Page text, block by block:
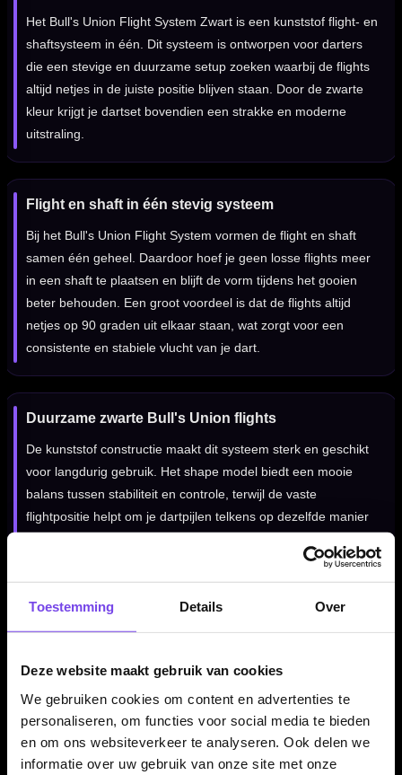
Toestemming Details Over
Deze website maakt gebruik van cookies
We gebruiken cookies om content en advertenties te
personaliseren, om functies voor social media te bieden
en om ons websiteverkeer te analyseren. Ook delen we
informatie over uw gebruik van onze site met onze
Het Bull's Union Flight System Zwart is een kunststof flight- en
shaftsysteem in één. Dit systeem is ontworpen voor darters
die een stevige en duurzame setup zoeken waarbij de flights
altijd netjes in de juiste positie blijven staan. Door de zwarte
kleur krijgt je dartset bovendien een strakke en moderne
uitstraling.
Flight en shaft in één stevig systeem
Bij het Bull's Union Flight System vormen de flight en shaft
samen één geheel. Daardoor hoef je geen losse flights meer
in een shaft te plaatsen en blijft de vorm tijdens het gooien
beter behouden. Een groot voordeel is dat de flights altijd
netjes op 90 graden uit elkaar staan, wat zorgt voor een
consistente en stabiele vlucht van je dart.
Duurzame zwarte Bull's Union flights
De kunststof constructie maakt dit systeem sterk en geschikt
voor langdurig gebruik. Het shape model biedt een mooie
balans tussen stabiliteit en controle, terwijl de vaste
flightpositie helpt om je dartpijlen telkens op dezelfde manier
onderdelen willen en een strakke, betrouwbare setup zoeken.
Kenmerken van het Bull's Union Flight System Zwart
Gemaakt van kunststof
✓ Zwarte uitvoering
✓ Shape flightvorm
Flights blijven netjes op 90 graden staan